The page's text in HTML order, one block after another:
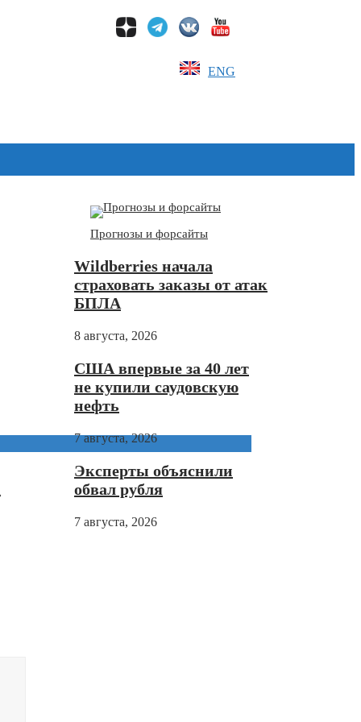
ENG
Прогнозы и форсайты
Wildberries начала
страховать заказы от атак
БПЛА
8 августа, 2026
США впервые за 40 лет
не купили саудовскую
нефть
7 августа, 2026
Эксперты объяснили
обвал рубля
7 августа, 2026